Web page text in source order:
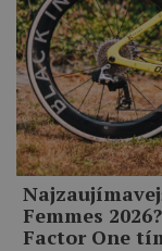
Femmes
Factor One